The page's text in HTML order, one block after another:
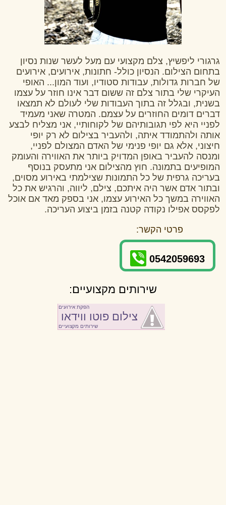
גרגורי ליפשיץ, צלם מקצועי עם מעל לעשר שנות נסיון
בתחום הצילום. הנסיון כולל- חתונות, אירועים, אירועים
של חברות גדולות, עבודות סטודיו, ועוד המון... האופי
העיקרי שלי בתור צלם זה ששום דבר אינו חוזר על עצמו
בשנית, ובגלל זה בתוך העבודות שלי לעולם לא תמצאו
דברים דומים החוזרים על עצמם. המטרה שאני מעמיד
לפניי היא לפי תגובותיהם של לקוחותיי, אני מצליח לבצע
אותה ולהתמודד איתה, ולהעביר בצילום לא רק יופי
חיצוני, אלא גם יופי פנימי של האדם המצולם לפניי,
ומנסה להעביר באופן המדויק ביותר את האווירה והעומק
המופיעים בתמונה. חוץ מהצילום אני מתעסק בנוסף
בעריכה גרפית של כל התמונות שצילמתי באירוע מסוים,
ובתור אדם אשר היה איתכם, צילם, ליווה, והרגיש את כל
האווירה במשך כל האירוע עצמו, אני בספק מאד אם אוכל
לפקסס אפילו נקודה קטנה בזמן ביצוע העריכה.
פרטי הקשר:
0542059693
שירותים מקצועיים:
שירותים מקצועיים
הפקת אירועים
צילום פוטו ווידאו